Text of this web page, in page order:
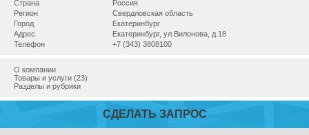
Страна
Россия
Регион
Свердловская область
Город
Екатеринбург
Адрес
Екатеринбург, ул.Вилонова, д.18
Телефон
+7 (343) 3808100
О компании
Товары и услуги (23)
Разделы и рубрики
СДЕЛАТЬ ЗАПРОС